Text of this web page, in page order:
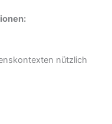
nützlich